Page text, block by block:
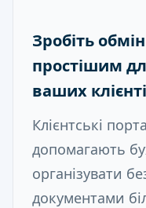
Зробіть
простішим
ваших
Клієнтські
допомагають
організувати
документами